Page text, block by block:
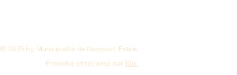
© 2025 by Municipalité de Newport, Estrie.
Propulsé et sécurisé par Wix